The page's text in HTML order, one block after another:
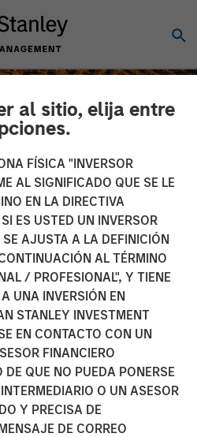
al sitio, elija entre
FÍSICA "INVERSOR
AL SIGNIFICADO QUE SE LE
EN LA DIRECTIVA
ES USTED UN INVERSOR
AJUSTA A LA DEFINICIÓN
AL TÉRMINO
/ PROFESIONAL", Y TIENE
UNA INVERSIÓN EN
STANLEY INVESTMENT
EN CONTACTO CON UN
FINANCIERO
QUE NO PUEDA PONERSE
O UN ASESOR
Y PRECISA DE
DE CORREO
Fund